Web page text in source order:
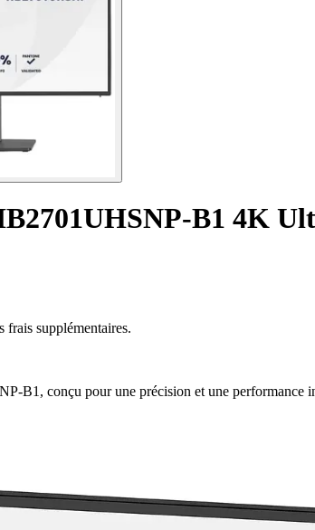
B1 4K
frais supplémentaires.
B1, conçu pour une précision et une performance